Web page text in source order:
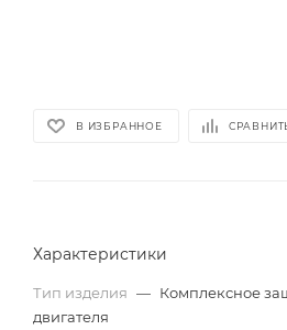
В ИЗБРАННОЕ
Характеристики
Тип изделия — Комплексное
двигателя